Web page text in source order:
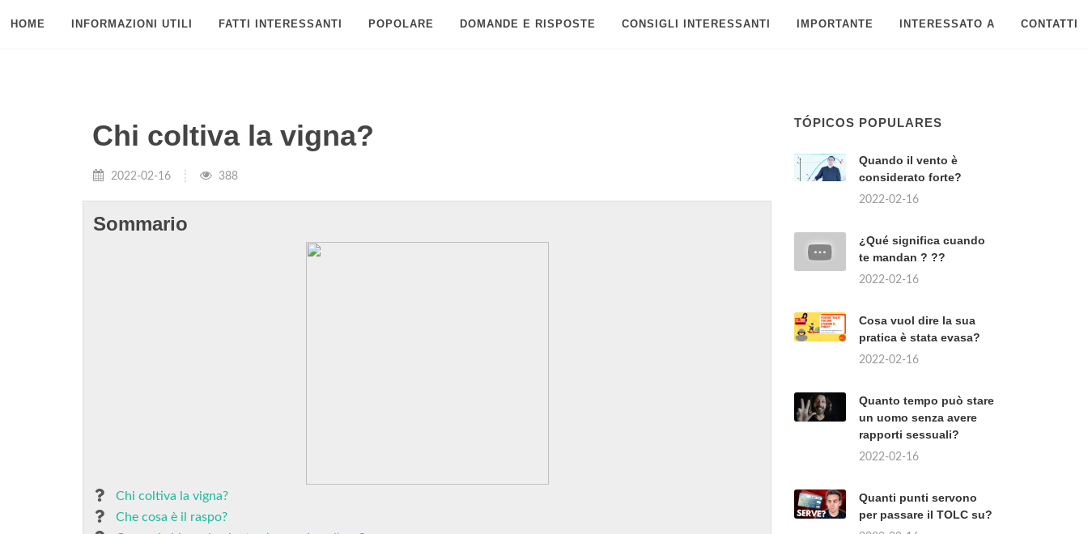
HOME INFORMAZIONI UTILI FATTI INTERESSANTI POPOLARE DOMANDE E RISPOSTE CONSIGLI INTERESSANTI IMPORTANTE INTERESSATO A CONTATTI
Chi coltiva la vigna?
2022-02-16 388
Sommario
Chi coltiva la vigna?
Che cosa è il raspo?
TÓPICOS POPULARES
Quando il vento è
considerato forte?
2022-02-16
¿Qué significa cuando
te mandan ? ??
2022-02-16
Cosa vuol dire la sua
pratica è stata evasa?
2022-02-16
Quanto tempo può stare
un uomo senza avere
rapporti sessuali?
2022-02-16
Quanti punti servono
per passare il TOLC su?